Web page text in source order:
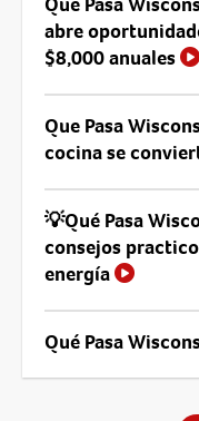
abre
$8,000 anuales
Que Pasa
cocina se
💡Qué Pasa
consejos
energía
Qué Pasa